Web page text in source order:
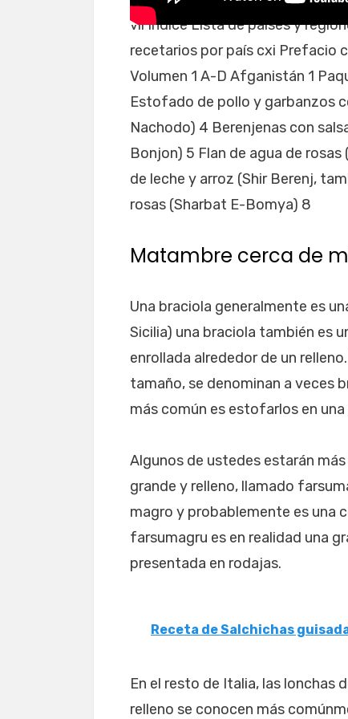
vii Índice Lista de países y
recetarios por país cxi Prefacio
Volumen 1 A-D Afganistán 1
Estofado de pollo y garbanzos
Nachodo) 4 Berenjenas con
Bonjon) 5 Flan de agua de rosas
de leche y arroz (Shir Berenj,
rosas (Sharbat E-Bomya) 8
Matambre cerca de
Una braciola generalmente es
Sicilia) una braciola también es
enrollada alrededor de un
tamaño, se denominan a veces
más común es estofarlos en
Algunos de ustedes estarán
grande y relleno, llamado
magro y probablemente es una
farsumagru es en realidad una
presentada en rodajas.
Receta de Salchichas
En el resto de Italia, las lonchas
relleno se conocen más